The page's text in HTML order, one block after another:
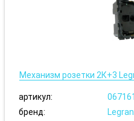
Механизм розетки 2К+3
артикул:
067161
бренд: